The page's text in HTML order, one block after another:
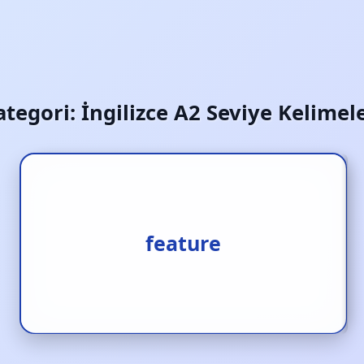
İngilizce A2 Seviye
feature
3.başrolde oynatmak [f.]